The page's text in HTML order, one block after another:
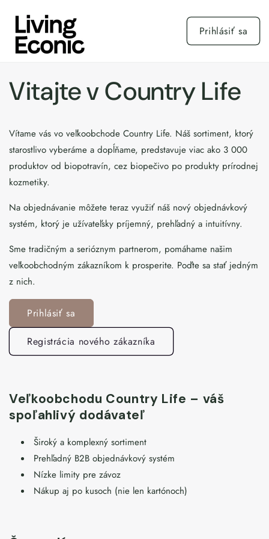
na
obsah
Prihlásiť sa
Vitajte v Country Life
Vítame vás vo veľkoobchode Country Life. Náš sortiment, ktorý
starostlivo vyberáme a dopĺňame, predstavuje viac ako 3 000
produktov od biopotravín, cez biopečivo po produkty prírodnej
kozmetiky.
Na objednávanie môžete teraz využiť náš nový objednávkový
systém, ktorý je užívateľsky príjemný, prehľadný a intuitívny.
Sme tradičným a serióznym partnerom, pomáhame našim
veľkoobchodným zákazníkom k prosperite. Poďte sa stať jedným
z nich.
Prihlásiť sa
Registrácia nového zákazníka
Veľkoobchodu Country Life – váš
spoľahlivý dodávateľ
Široký a komplexný sortiment
Prehľadný B2B objednávkový systém
Nízke limity pre závoz
Nákup aj po kusoch (nie len kartónoch)